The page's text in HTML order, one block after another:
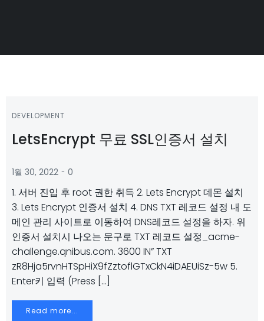
DEVELOPMENT
LetsEncrypt 무료 SSL인증서 설치
1월 30, 2022 - 0
1. 서버 진입 후 root 권한 취득 2. Lets Encrypt 데몬 설치
3. Lets Encrypt 인증서 설치 4. DNS TXT 레코드 설정 내 도
메인 관리 사이트로 이동하여 DNS레코드 설정을 하자. 위
인증서 설치시 나오는 문구로 TXT 레코드 설정_acme-
challenge.qnibus.com. 3600 IN” TXT
zR8Hja5rvnHTSpHiX9fZztoflGTxCkN4iDAEUiSz-5w 5.
Enter키 입력 (Press […]
Read more...